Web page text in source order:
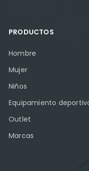
PRODUCTOS
Hombre
Mujer
Niños
Equipamiento
Outlet
Marcas